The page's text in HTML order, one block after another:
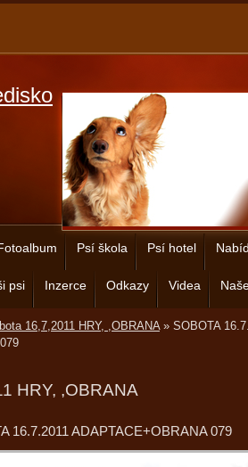
Psí škola Psí hotel
psi Inzerce Odkazy Videa
16,7,2011 HRY, ,OBRANA» SOBOTA
HRY, ,OBRANA
16.7.2011 ADAPTACE+OBRANA 079